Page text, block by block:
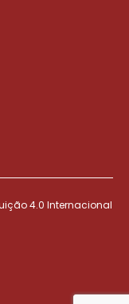
4.0 Internacional